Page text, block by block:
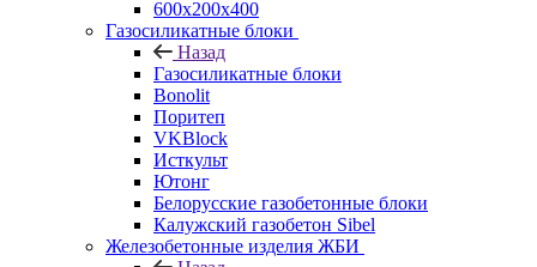
600х200х400
Газосиликатные блоки
Назад
Газосиликатные блоки
Bonolit
Поритеп
VKBlock
Исткульт
Ютонг
Белорусские газобетонные блоки
Калужский газобетон Sibel
Железобетонные изделия ЖБИ